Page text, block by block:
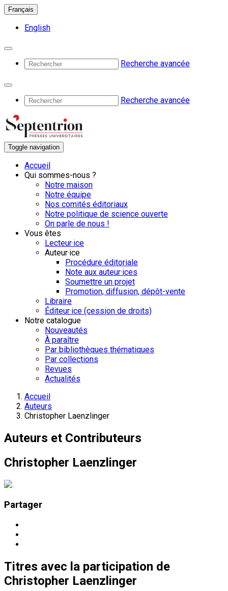
Français
English
Recherche avancée
Recherche avancée
Toggle navigation
Accueil
Qui sommes-nous ?
Notre maison
Notre équipe
Nos comités éditoriaux
Notre politique de science ouverte
On parle de nous !
Vous êtes
Lecteur·ice
Auteur·ice
Procédure éditoriale
Note aux auteur·ices
Soumettre un projet
Promotion, diffusion, dépôt-vente
Libraire
Éditeur·ice (cession de droits)
Notre catalogue
Nouveautés
À paraître
Par bibliothèques thématiques
Par collections
Revues
Actualités
Accueil
Auteurs
Christopher Laenzlinger
Auteurs et Contributeurs
Christopher Laenzlinger
Partager
Titres avec la participation de
Christopher Laenzlinger